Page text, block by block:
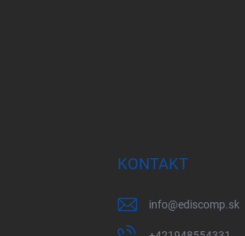
KONTAKT
info@ediscomp.sk